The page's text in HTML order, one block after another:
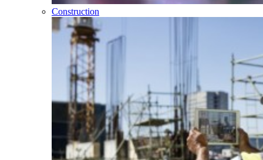
Construction